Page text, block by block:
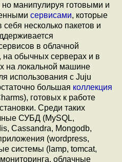
манипулируя готовыми и
сервисами, которые
себя несколько пакетов и
в облачной
на обычных серверах и в
на локальной машине
использования с Juju
большая коллекция
готовых к работе
Среди таких
СУБД (MySQL,
Cassandra, Mongodb,
(wordpress,
системы (lamp, tomcat,
облачные